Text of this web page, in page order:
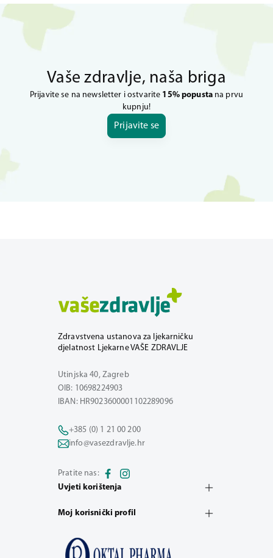
Vaše zdravlje, naša briga
Prijavite se na newsletter i ostvarite 15% popustana prvu
kupnju!
Prijavite se
Zdravstvena ustanova za ljekarničku
djelatnost Ljekarne VAŠE ZDRAVLJE
Utinjska 40, Zagreb
OIB: 10698224903
IBAN: HR9023600001102289096
+385 (0) 1 21 00 200
info@vasezdravlje.hr
Pratite nas:
Uvjeti korištenja
Moj korisnički profil